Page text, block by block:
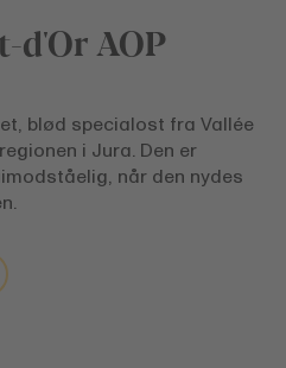
d'Or AOP
blød specialost fra Vallée
i Jura. Den er
når den nydes